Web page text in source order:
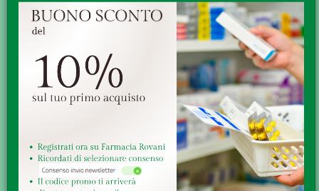
-20%
€ 7,50 6,00€
Quantità:
ACQUISTA